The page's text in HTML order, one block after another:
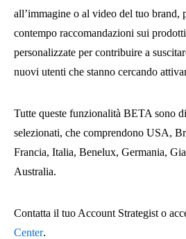
all’immagine o al video del tuo brand,
contempo raccomandazioni sui
personalizzate per contribuire a
nuovi utenti che stanno cercando
Tutte queste funzionalità BETA sono
selezionati, che comprendono USA,
Francia, Italia, Benelux, Germania,
Australia.
Contatta il tuo Account Strategist o
Center.